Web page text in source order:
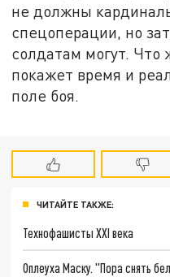
не должны
спецоперации, но
солдатам могут. Что
покажет время и
поле боя.
ЧИТАЙТЕ ТАКЖЕ:
Технофашисты XXI века
Оплеуха Маску. "Пора снять